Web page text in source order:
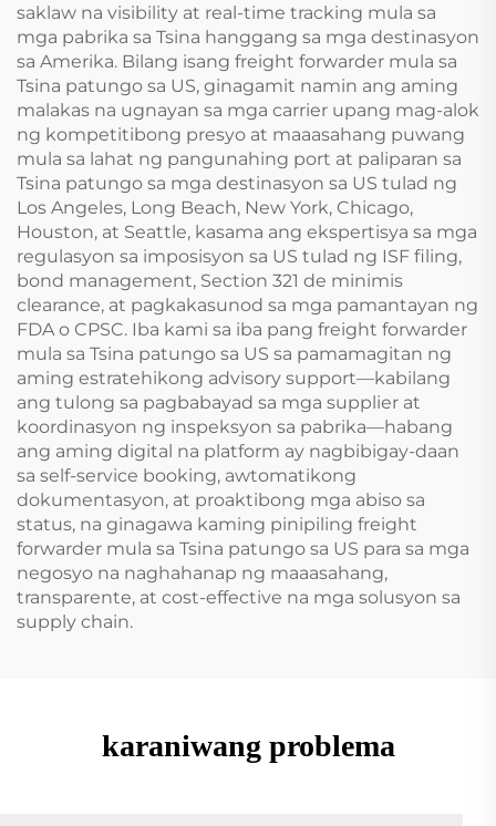
saklaw na visibility at real-time tracking mula sa
mga pabrika sa Tsina hanggang sa mga destinasyon
sa Amerika. Bilang isang freight forwarder mula sa
Tsina patungo sa US, ginagamit namin ang aming
malakas na ugnayan sa mga carrier upang mag-alok
ng kompetitibong presyo at maaasahang puwang
mula sa lahat ng pangunahing port at paliparan sa
Tsina patungo sa mga destinasyon sa US tulad ng
Los Angeles, Long Beach, New York, Chicago,
Houston, at Seattle, kasama ang ekspertisya sa mga
regulasyon sa imposisyon sa US tulad ng ISF filing,
bond management, Section 321 de minimis
clearance, at pagkakasunod sa mga pamantayan ng
FDA o CPSC. Iba kami sa iba pang freight forwarder
mula sa Tsina patungo sa US sa pamamagitan ng
aming estratehikong advisory support—kabilang
ang tulong sa pagbabayad sa mga supplier at
koordinasyon ng inspeksyon sa pabrika—habang
ang aming digital na platform ay nagbibigay-daan
sa self-service booking, awtomatikong
dokumentasyon, at proaktibong mga abiso sa
status, na ginagawa kaming pinipiling freight
forwarder mula sa Tsina patungo sa US para sa mga
negosyo na naghahanap ng maaasahang,
transparente, at cost-effective na mga solusyon sa
supply chain.
karaniwang problema